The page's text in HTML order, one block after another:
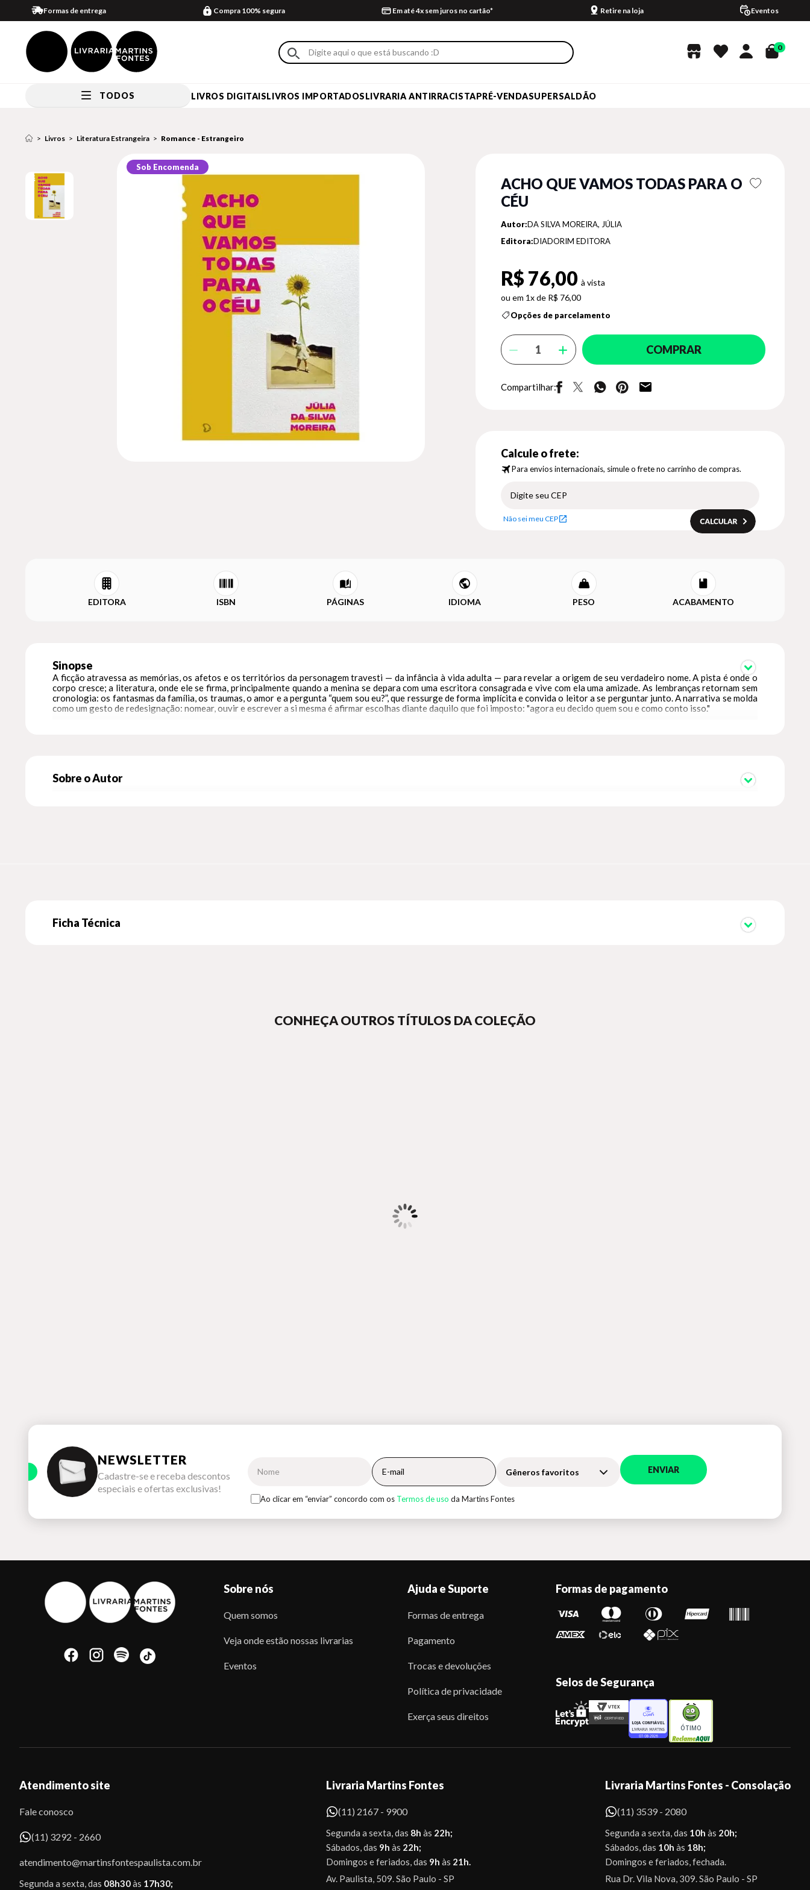
Formas de entrega Compra 100% segura Em até 4x sem juros no cartão* Retire na loja Eventos
0
TODOS LIVROS DIGITAISLIVROS IMPORTADOSLIVRARIA ANTIRRACISTAPRÉ-VENDASUPERSALDÃO
Livros Literatura Estrangeira Romance - Estrangeiro
Sob Encomenda
ACHO QUE VAMOS TODAS PARA O
CÉU
Autor:DA SILVA MOREIRA, JÚLIA
Editora:DIADORIM EDITORA
R$ 76,00
1x de R$ 76,00
Opções de parcelamento
COMPRAR
Compartilhar:
Calcule o frete:
Para envios internacionais, simule o frete no carrinho de compras.
Não sei meu CEP
EDITORA ISBN PÁGINAS IDIOMA PESO ACABAMENTO
Sinopse
A ficção atravessa as memórias, os afetos e os territórios da personagem travesti — da infância à vida adulta — para revelar a origem de seu verdadeiro nome. A pista é onde o
corpo cresce; a literatura, onde ele se firma, principalmente quando a menina se depara com uma escritora consagrada e vive com ela uma amizade. As lembranças retornam sem
cronologia: os fantasmas da família, os traumas, o amor e a pergunta “quem sou eu?”, que ressurge de forma implícita e convida o leitor a se perguntar junto. A narrativa se molda
como um gesto de redesignação: nomear, ouvir e escrever a si mesma é afirmar escolhas diante daquilo que foi imposto: "agora eu decido quem sou e como conto isso."
Sobre o Autor
Ficha Técnica
CONHEÇA OUTROS TÍTULOS DA COLEÇÃO
NEWSLETTER
Cadastre-se e receba descontos
especiais e ofertas exclusivas!
Gêneros favoritos ENVIAR
Ao clicar em “enviar” concordo com os Termos de uso da Martins Fontes
Sobre nós
Quem somos
Veja onde estão nossas livrarias
Eventos
Ajuda e Suporte
Formas de entrega
Pagamento
Trocas e devoluções
Política de privacidade
Exerça seus direitos
Formas de pagamento
Selos de Segurança
ÓTIMO
Atendimento site
Fale conosco
(11) 3292 - 2660
atendimento@martinsfontespaulista.com.br
Segunda a sexta, das 08h30às 17h30;
Livraria Martins Fontes
(11) 2167 - 9900
Segunda a sexta, das 8h às 22h;
Sábados, das 9h às 22h;
Domingos e feriados, das 9h às 21h.
Av. Paulista, 509. São Paulo - SP
Livraria Martins Fontes - Consolação
(11) 3539 - 2080
Segunda a sexta, das 10h às 20h;
Sábados, das 10h às 18h;
Domingos e feriados, fechada.
Rua Dr. Vila Nova, 309. São Paulo - SP